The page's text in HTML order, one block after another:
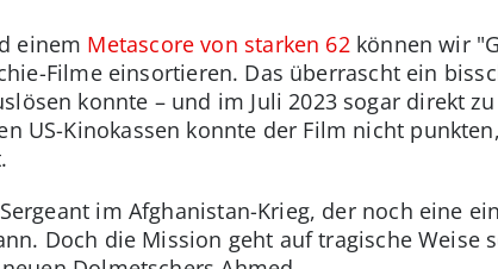
einem Metascore von starken 62können wir
Filme einsortieren. Das überrascht ein
konnte – und im Juli 2023 sogar direkt
US-Kinokassen konnte der Film nicht
im Afghanistan-Krieg, der noch eine
Doch die Mission geht auf tragische Weise